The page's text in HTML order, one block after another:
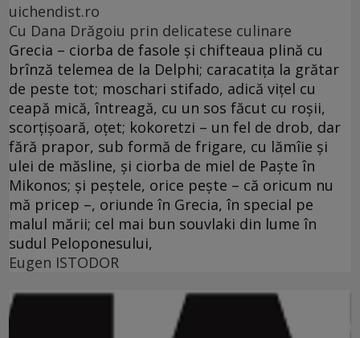
uichendist.ro
Cu Dana Drăgoiu prin delicatese culinare
Grecia – ciorba de fasole şi chifteaua plină cu
brînză telemea de la Delphi; caracatiţa la grătar
de peste tot; moschari stifado, adică viţel cu
ceapă mică, întreagă, cu un sos făcut cu roşii,
scorţişoară, oţet; kokoretzi – un fel de drob, dar
fără prapor, sub formă de frigare, cu lămîie şi
ulei de măsline, şi ciorba de miel de Paşte în
Mikonos; şi peştele, orice peşte – că oricum nu
mă pricep –, oriunde în Grecia, în special pe
malul mării; cel mai bun souvlaki din lume în
sudul Peloponesului,
Eugen ISTODOR